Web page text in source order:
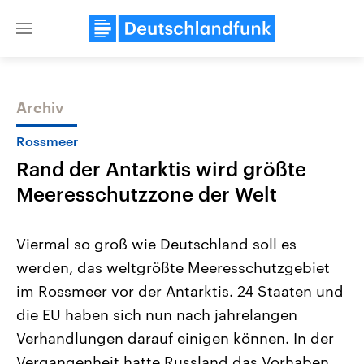
Close
Themen
Landtagswahl Sachsen-Anhalt
2026
Alle Informationen
Sachsen-Anhalt wählt am 6.
September 2026 einen neuen
Landtag. Seit 2021 wird das
Bundesland von einer Koalition aus
USA
Aktuelle Beiträge,
Hintergründe
Wirtschaftlich und
gehören die Vereinigten
den mächtigsten Ländern
mit großem Einfluss auf
Archiv
Rossmeer
Rand der Antarktis wird größte
Meeresschutzzone der Welt
Viermal so groß wie Deutschland soll es
werden, das weltgrößte Meeresschutzgebiet
im Rossmeer vor der Antarktis. 24 Staaten und
die EU haben sich nun nach jahrelangen
Verhandlungen darauf einigen können. In der